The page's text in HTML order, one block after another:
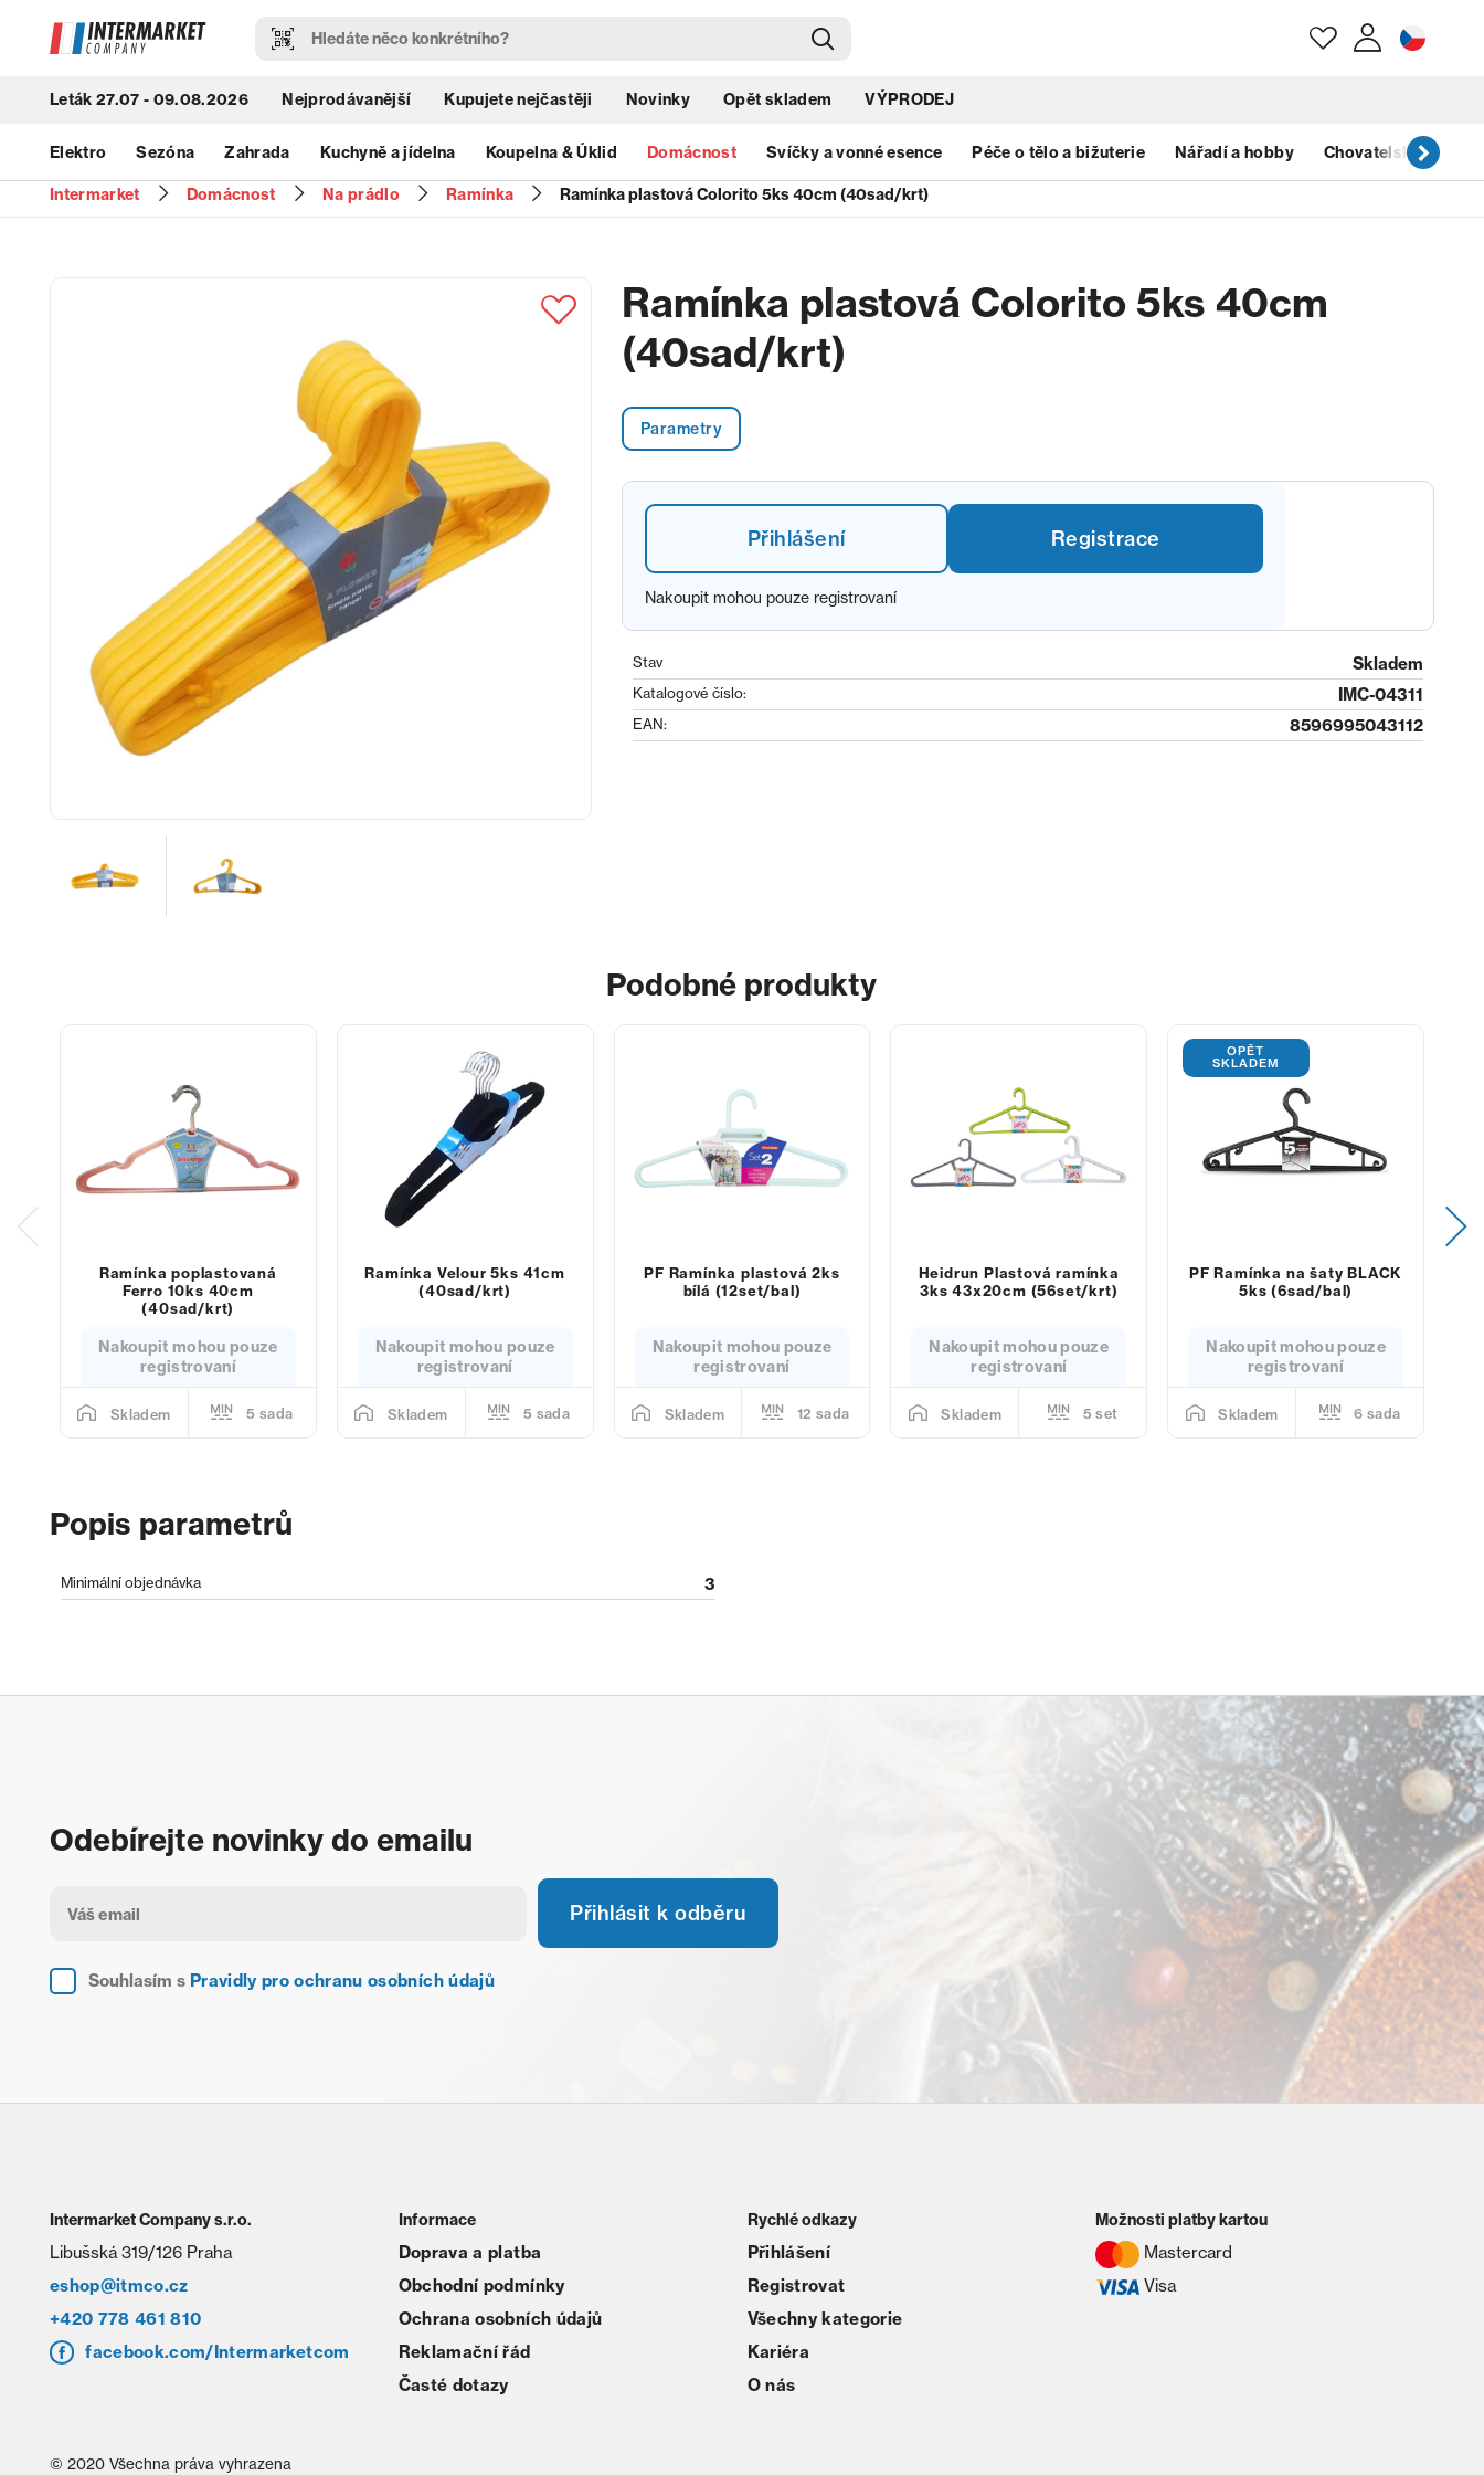
Leták 27.07 - 09.08.2026 Nejprodávanější Kupujete nejčastěji Novinky Opět skladem VÝPRODEJ
Elektro Sezóna Zahrada Kuchyně a jídelna Koupelna & Úklid Domácnost Svíčky a vonné esence Péče o tělo a bižuterie Nářadí a hobby Chovatelské
Intermarket Domácnost Na prádlo Ramínka Ramínka plastová Colorito 5ks 40cm (40sad/krt)
Ramínka plastová Colorito 5ks 40cm
(40sad/krt)
Parametry
Přihlášení Registrace
Nakoupit mohou pouze registrovaní
Stav Skladem
Katalogové číslo: IMC-04311
EAN: 8596995043112
Podobné produkty
Ramínka poplastovaná
Ferro 10ks 40cm
(40sad/krt)
Nakoupit mohou pouze
registrovaní
Skladem 5 sada
Ramínka Velour 5ks 41cm
(40sad/krt)
Nakoupit mohou pouze
registrovaní
Skladem 5 sada
PF Ramínka plastová 2ks
bílá (12set/bal)
Nakoupit mohou pouze
registrovaní
Skladem 12 sada
Heidrun Plastová ramínka
3ks 43x20cm (56set/krt)
Nakoupit mohou pouze
registrovaní
Skladem 5 set
OPĚT
SKLADEM
PF Ramínka na šaty BLACK
5ks (6sad/bal)
Nakoupit mohou pouze
registrovaní
Skladem 6 sada
Popis parametrů
Minimální objednávka 3
Odebírejte novinky do emailu
Souhlasím s Pravidly pro ochranu osobních údajů
Přihlásit k odběru
Intermarket Company s.r.o.
Libušská 319/126 Praha
eshop@itmco.cz
+420 778 461 810
facebook.com/Intermarketcom
Informace
Doprava a platba
Obchodní podmínky
Ochrana osobních údajů
Reklamační řád
Časté dotazy
Rychlé odkazy
Přihlášení
Registrovat
Všechny kategorie
Kariéra
O nás
Možnosti platby kartou
Mastercard
Visa
© 2020 Všechna práva vyhrazena